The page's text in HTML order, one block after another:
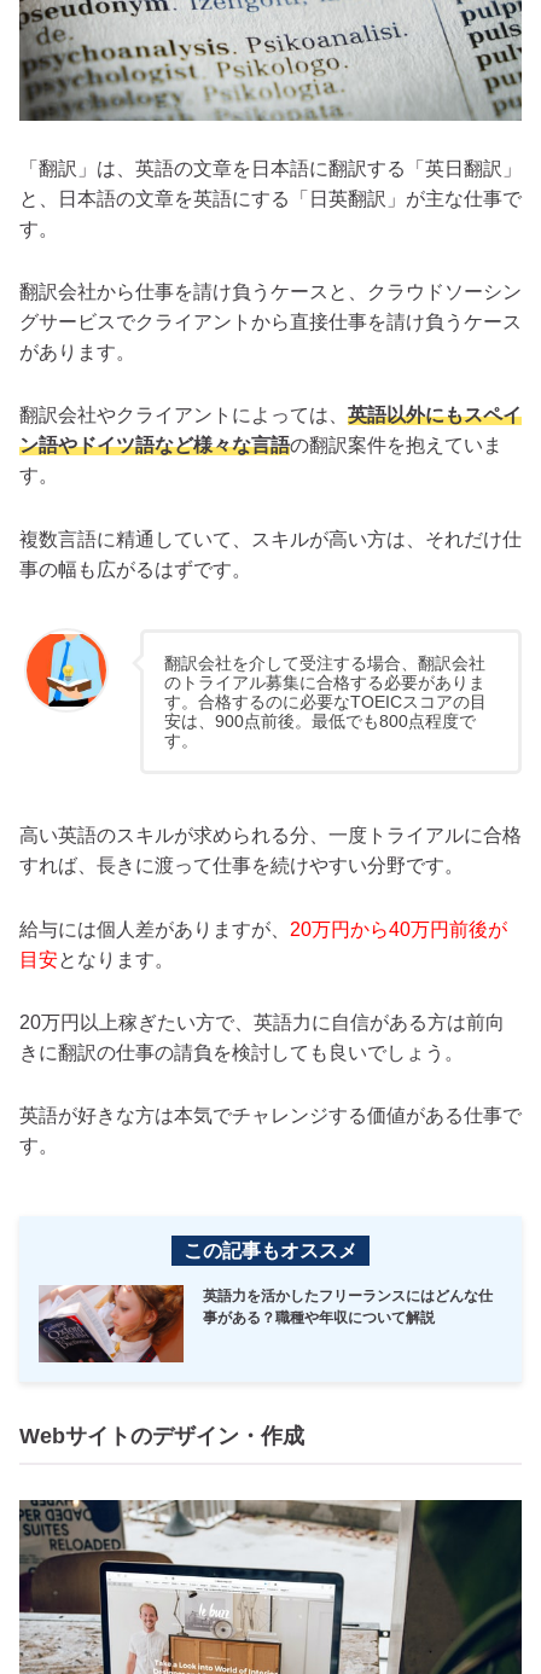
「翻訳」は、英語の文章を日本語に翻訳する「英日翻訳」
と、日本語の文章を英語にする「日英翻訳」が主な仕事で
す。
翻訳会社から仕事を請け負うケースと、クラウドソーシン
グサービスでクライアントから直接仕事を請け負うケース
があります。
翻訳会社やクライアントによっては、 英語以外にもスペイ
ン語やドイツ語など様々な言語の翻訳案件を抱えていま
す。
複数言語に精通していて、スキルが高い方は、それだけ仕
事の幅も広がるはずです。
翻訳会社を介して受注する場合、翻訳会社
のトライアル募集に合格する必要がありま
す。合格するのに必要なTOEICスコアの目
安は、900点前後。最低でも800点程度で
す。
高い英語のスキルが求められる分、一度トライアルに合格
すれば、長きに渡って仕事を続けやすい分野です。
給与には個人差がありますが、 20万円から40万円前後が
目安となります。
20万円以上稼ぎたい方で、英語力に自信がある方は前向
きに翻訳の仕事の請負を検討しても良いでしょう。
英語が好きな方は本気でチャレンジする価値がある仕事で
す。
この記事もオススメ
英語力を活かしたフリーランスにはどんな仕
事がある？職種や年収について解説
Webサイトのデザイン・作成